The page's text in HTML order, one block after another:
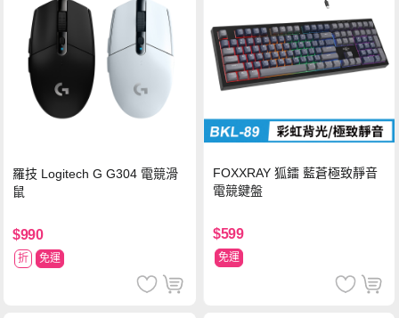
羅技 Logitech G G304 電競滑
鼠
$990
折 免運
FOXXRAY 狐鐳 藍蒼極致靜音
電競鍵盤
$599
免運